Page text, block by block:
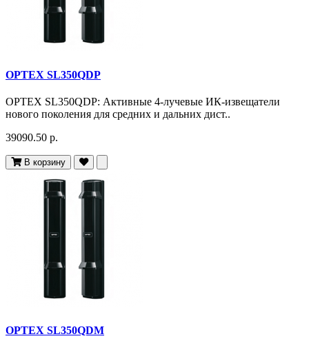
OPTEX SL350QDP
OPTEX SL350QDP: Активные 4-лучевые ИК-извещатели
нового поколения для средних и дальних дист..
39090.50 р.
В корзину
OPTEX SL350QDM